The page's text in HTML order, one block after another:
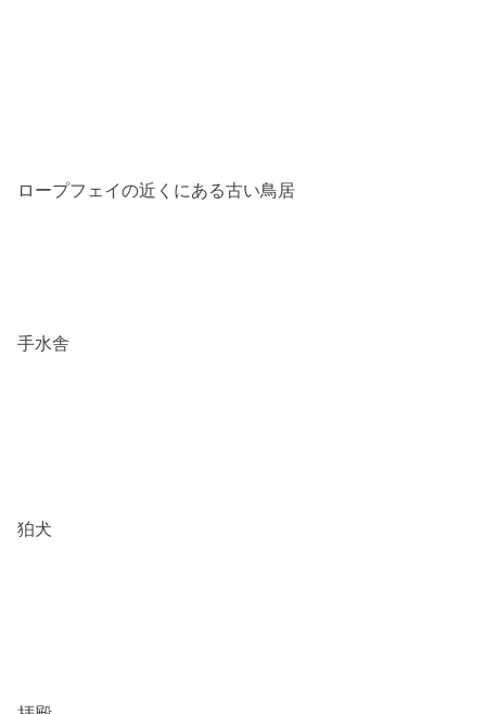
ロープフェイの近くにある古い鳥居
手水舎
狛犬